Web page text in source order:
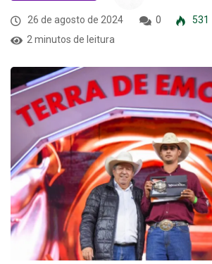
26 de agosto de 2024 0
531
2 minutos de leitura